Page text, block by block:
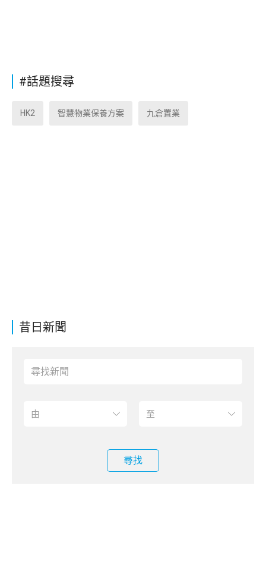
昔日新聞
尋找
#話題搜尋
HK2 智慧物業保養方案 九倉置業